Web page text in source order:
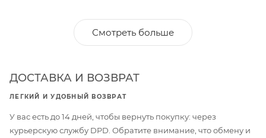
Смотреть больше
ДОСТАВКА И ВОЗВРАТ
ЛЕГКИЙ И УДОБНЫЙ ВОЗВРАТ
У вас есть до 14 дней, чтобы вернуть покупку: через
курьерскую службу DPD. Обратите внимание, что обмену и